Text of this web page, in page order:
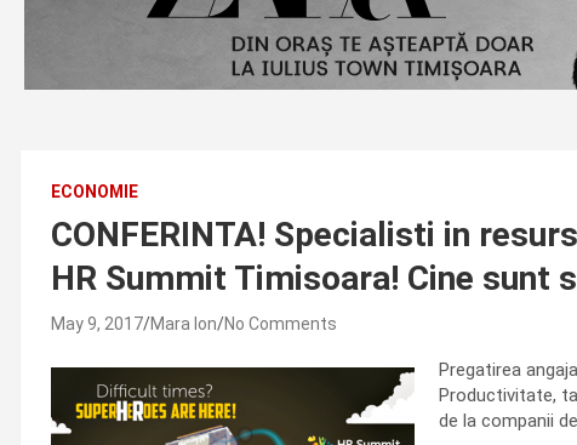
ECONOMIE
CONFERINTA! Specialisti in
HR Summit Timisoara! Cine sunt
May 9, 2017 Mara Ion No Comments
Pregatirea
Productivitate,
de la companii